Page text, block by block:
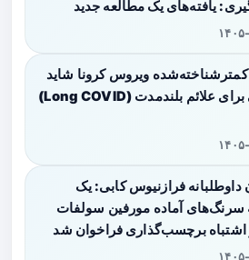
یافته‌های یک مطالعه جدید
۱۵
کمترشناخته‌شده ویروس کرونا شاید
سرنخی برای علائم بلندمدت (Long COVID)
۱۵
داوطلبانه فرازنیوس کابی: یک
سرنگ‌های آماده مورفین سولفات
اشتباه برچسب‌گذاری فراخوان شد
۱۵